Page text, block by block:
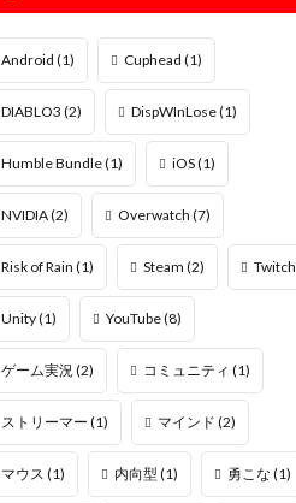
Android (1) Cuphead (1)
DIABLO3 (2) DispWInLose(1)
Humble Bundle(1) iOS(1)
NVIDIA(2) Overwatch (7)
Risk of Rain (1) Steam (2) Twitch
Unity(1) YouTube(8)
ゲーム実況 (2) コミュニティ (1)
ストリーマー (1) マインド (2)
マウス (1) 内向型 (1) 勇こな (1)